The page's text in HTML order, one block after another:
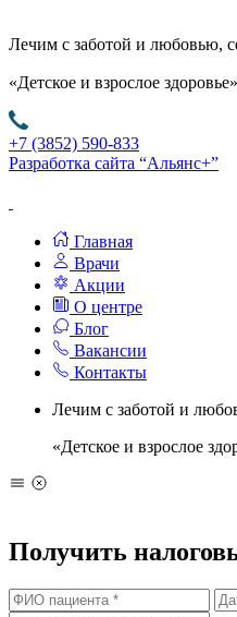
Лечим с заботой и любовью,
«Детское и взрослое здоровье»
+7 (3852) 590-833
Разработка сайта “Альянс+”
Главная
Врачи
Акции
О центре
Блог
Вакансии
Контакты
Лечим с заботой и
«Детское и взрослое
Получить